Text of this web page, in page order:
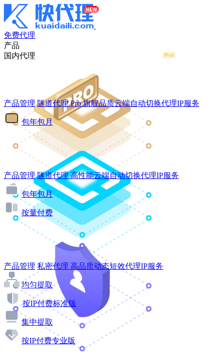
免费代理
产品
国内代理
产品管理 隧道代理Pro 旗舰品质云端自动切换代理IP服务
包年包月
产品管理 隧道代理 高性能云端自动切换代理IP服务
包年包月
按量付费
产品管理 私密代理 高品质动态短效代理IP服务
均匀提取
按IP付费标准版
集中提取
按IP付费专业版